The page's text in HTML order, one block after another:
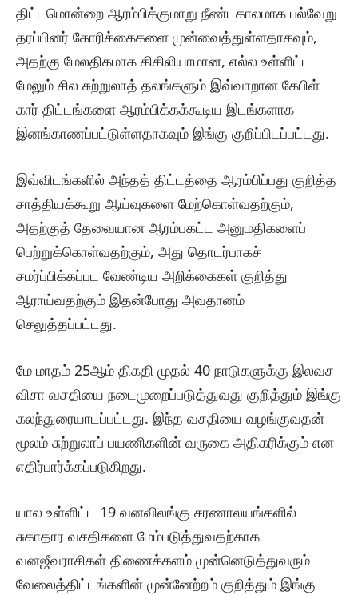
திட்டமொன்றை ஆரம்பிக்குமாறு நீண்டகாலமாக பல்வேறு
தரப்பினர் கோரிக்கைகளை முன்வைத்துள்ளதாகவும்,
அதற்கு மேலதிகமாக கிகிலியாமான, எல்ல உள்ளிட்ட
மேலும் சில சுற்றுலாத் தலங்களும் இவ்வாறான கேபிள்
கார் திட்டங்களை ஆரம்பிக்கக்கூடிய இடங்களாக
இனங்காணப்பட்டுள்ளதாகவும் இங்கு குறிப்பிடப்பட்டது.
இவ்விடங்களில் அந்தத் திட்டத்தை ஆரம்பிப்பது குறித்த
சாத்தியக்கூறு ஆய்வுகளை மேற்கொள்வதற்கும்,
அதற்குத் தேவையான ஆரம்பகட்ட அனுமதிகளைப்
பெற்றுக்கொள்வதற்கும், அது தொடர்பாகச்
சமர்ப்பிக்கப்பட வேண்டிய அறிக்கைகள் குறித்து
ஆராய்வதற்கும் இதன்போது அவதானம்
செலுத்தப்பட்டது.
மே மாதம் 25ஆம் திகதி முதல் 40 நாடுகளுக்கு இலவச
விசா வசதியை நடைமுறைப்படுத்துவது குறித்தும் இங்கு
கலந்துரையாடப்பட்டது. இந்த வசதியை வழங்குவதன்
மூலம் சுற்றுலாப் பயணிகளின் வருகை அதிகரிக்கும் என
எதிர்பார்க்கப்படுகிறது.
யால உள்ளிட்ட 19 வனவிலங்கு சரணாலயங்களில்
சுகாதார வசதிகளை மேம்படுத்துவதற்காக
வனஜீவராசிகள் திணைக்களம் முன்னெடுத்துவரும்
வேலைத்திட்டங்களின் முன்னேற்றம் குறித்தும் இங்கு